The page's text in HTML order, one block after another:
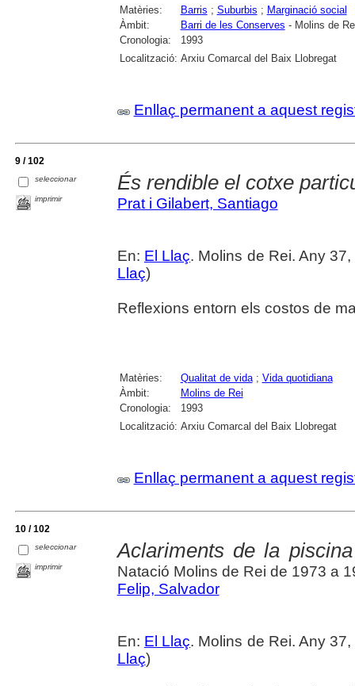
Matèries: Barris ; Suburbis ; Marginació social
Àmbit:
Barri de les Conserves - Molins de
Cronologia:
1993
Localització: Arxiu Comarcal del Baix Llobregat
Enllaç permanent a aquest
9 / 102
seleccionar
imprimir
És rendible el cotxe
Prat i Gilabert, Santiago
En: El Llaç. Molins de Rei. Any
Llaç)
Reflexions entorn els costos de
Matèries: Qualitat de vida; Vida quotidiana
Àmbit:
Molins de Rei
Cronologia:
1993
Localització: Arxiu Comarcal del Baix Llobregat
Enllaç permanent a aquest
10 / 102
seleccionar
imprimir
Aclariments de la piscina
Natació Molins de Rei de 1973 a
Felip, Salvador
En: El Llaç. Molins de Rei. Any
Llaç)